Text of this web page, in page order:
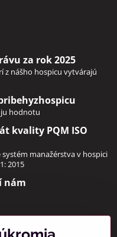
za rok 2025
z nášho hospicu vytvárajú
hodnotu
kvality PQM ISO
manažérstva v hospici
2015
nám